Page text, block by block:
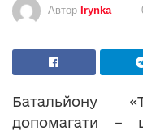
Автор Irynka
Батальйону
допомагати –